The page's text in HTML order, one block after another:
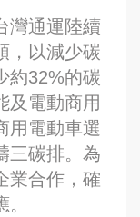
灣通運陸續
，以減少碳
約32%的碳
及電動商用
用電動車選
三碳排。為
業合作，確